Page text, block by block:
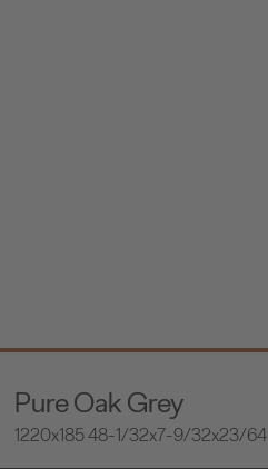
Pure Oak Grey
1220x185 48-1/32x7-9/32x23/64